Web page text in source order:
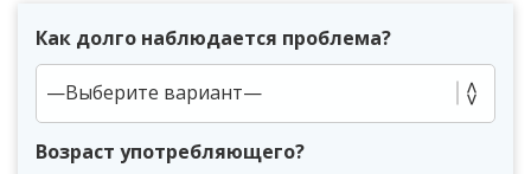
Как долго наблюдается проблема?
Возраст употребляющего?